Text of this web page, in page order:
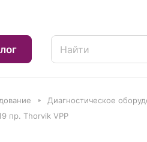
Диагностическое
пр. Thorvik VPP